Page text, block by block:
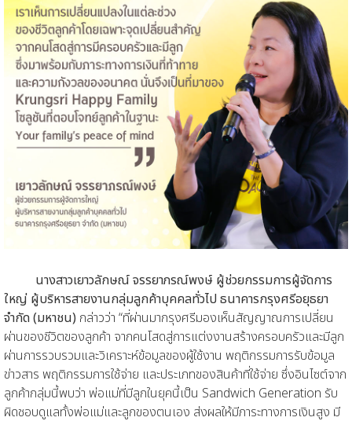
นางสาวเยาวลักษณ์ จรรยาภรณ์พงษ์ ผู้ช่วยกรรมการผู้จัดการ
ใหญ่ ผู้บริหารสายงานกลุ่มลูกค้าบุคคลทั่วไป ธนาคารกรุงศรีอยุธยา
จำกัด (มหาชน) กล่าวว่า “ที่ผ่านมากรุงศรีมองเห็นสัญญาณการเปลี่ยน
ผ่านของชีวิตของลูกค้า จากคนโสดสู่การแต่งงานสร้างครอบครัวและมีลูก
ผ่านการรวบรวมและวิเคราะห์ข้อมูลของผู้ใช้งาน พฤติกรรมการรับข้อมูล
ข่าวสาร พฤติกรรมการใช้จ่าย และประเภทของสินค้าที่ใช้จ่าย ซึ่งอินไซต์จาก
ลูกค้ากลุ่มนี้พบว่า พ่อแม่ที่มีลูกในยุคนี้เป็น Sandwich Generation รับ
ผิดชอบดูแลทั้งพ่อแม่และลูกของตนเอง ส่งผลให้มีภาระทางการเงินสูง มี